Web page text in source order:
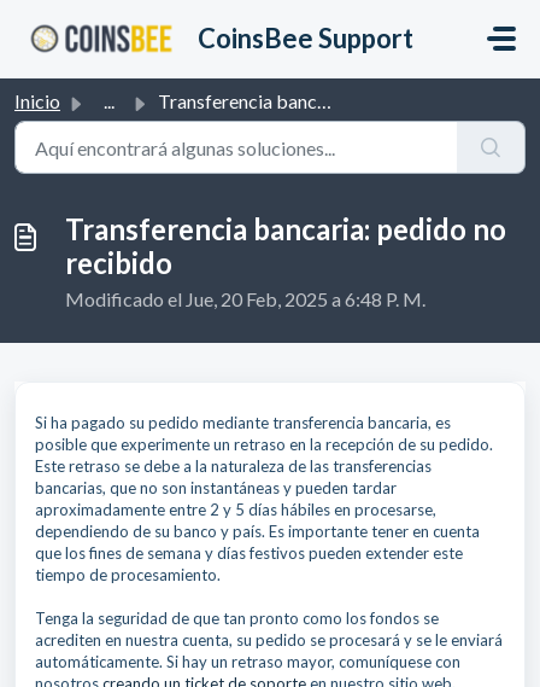
CoinsBee Support
Inicio ... Transferencia bancaria: pedido no recibido
Transferencia bancaria: pedido no
recibido
Modificado el Jue, 20 Feb, 2025 a 6:48 P. M.
Si ha pagado su pedido mediante transferencia bancaria, es
posible que experimente un retraso en la recepción de su pedido.
Este retraso se debe a la naturaleza de las transferencias
bancarias, que no son instantáneas y pueden tardar
aproximadamente entre 2 y 5 días hábiles en procesarse,
dependiendo de su banco y país. Es importante tener en cuenta
que los fines de semana y días festivos pueden extender este
tiempo de procesamiento.
Tenga la seguridad de que tan pronto como los fondos se
acrediten en nuestra cuenta, su pedido se procesará y se le enviará
automáticamente. Si hay un retraso mayor, comuníquese con